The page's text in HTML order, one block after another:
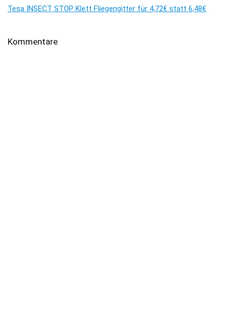
Tesa INSECT STOP Klett Fliegengitter für 4,72€ statt 6,48€
Kommentare